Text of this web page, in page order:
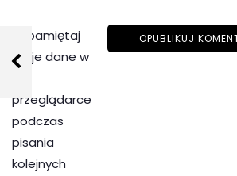
Zapamiętaj
moje dane w
przeglądarce
podczas
pisania
kolejnych